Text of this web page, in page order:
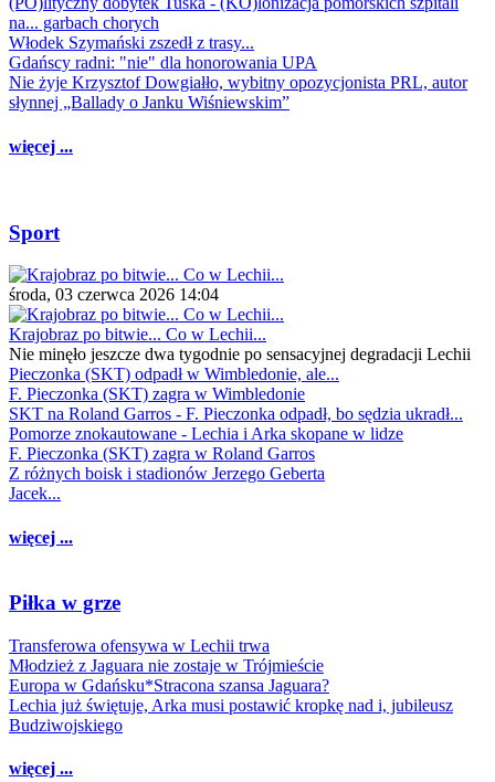
na... garbach chorych
Włodek Szymański zszedł z trasy...
Gdańscy radni: "nie" dla honorowania UPA
Nie żyje Krzysztof Dowgiałło, wybitny opozycjonista PRL, autor
słynnej „Ballady o Janku Wiśniewskim”
więcej ...
Sport
środa, 03 czerwca 2026 14:04
Krajobraz po bitwie... Co w Lechii...
Nie minęło jeszcze dwa tygodnie po sensacyjnej degradacji Lechii
Pieczonka (SKT) odpadł w Wimbledonie, ale...
F. Pieczonka (SKT) zagra w Wimbledonie
SKT na Roland Garros - F. Pieczonka odpadł, bo sędzia ukradł...
Pomorze znokautowane - Lechia i Arka skopane w lidze
F. Pieczonka (SKT) zagra w Roland Garros
Z różnych boisk i stadionów Jerzego Geberta
Jacek...
więcej ...
Piłka w grze
Transferowa ofensywa w Lechii trwa
Młodzież z Jaguara nie zostaje w Trójmieście
Europa w Gdańsku*Stracona szansa Jaguara?
Lechia już świętuje, Arka musi postawić kropkę nad i, jubileusz
Budziwojskiego
więcej ...